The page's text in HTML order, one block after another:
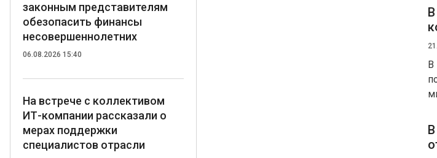
законным представителям
обезопасить финансы
несовершеннолетних
06.08.2026 15:40
На встрече с коллективом
ИТ-компании рассказали о
мерах поддержки
специалистов отрасли
В